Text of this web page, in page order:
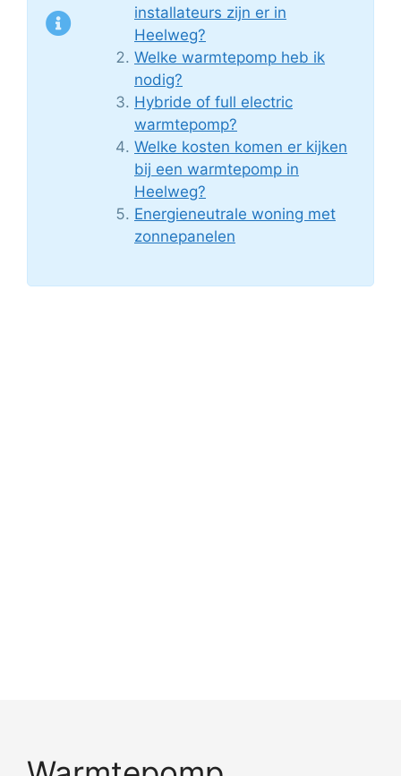
installateurs zijn er in
Heelweg?
Welke warmtepomp heb ik
nodig?
Hybride of full electric
warmtepomp?
Welke kosten komen er kijken
bij een warmtepomp in
Heelweg?
Energieneutrale woning met
zonnepanelen